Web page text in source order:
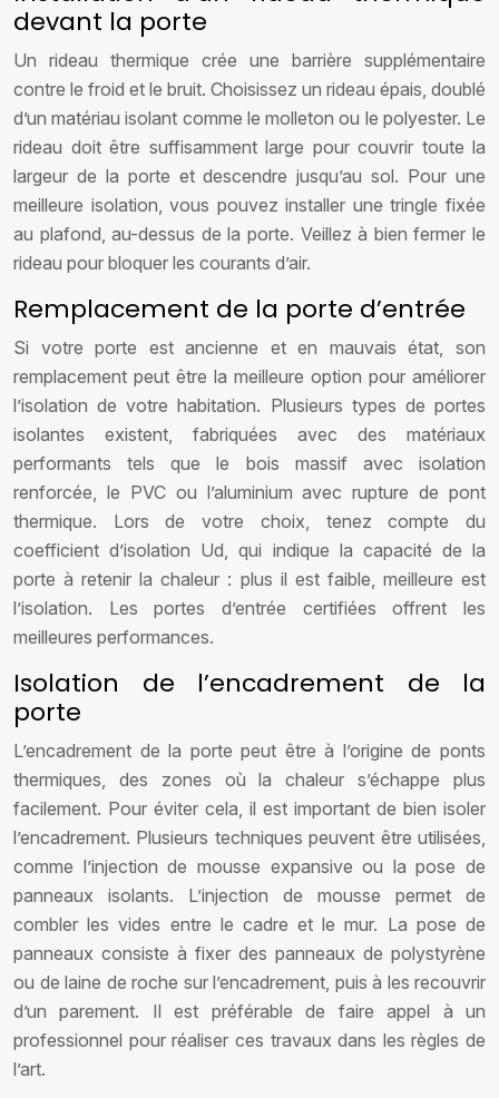
devant la porte
Un rideau thermique crée une barrière supplémentaire
contre le froid et le bruit. Choisissez un rideau épais, doublé
d’un matériau isolant comme le molleton ou le polyester. Le
rideau doit être suffisamment large pour couvrir toute la
largeur de la porte et descendre jusqu’au sol. Pour une
meilleure isolation, vous pouvez installer une tringle fixée
au plafond, au-dessus de la porte. Veillez à bien fermer le
rideau pour bloquer les courants d’air.
Remplacement de la porte d’entrée
Si votre porte est ancienne et en mauvais état, son
remplacement peut être la meilleure option pour améliorer
l’isolation de votre habitation. Plusieurs types de portes
isolantes existent, fabriquées avec des matériaux
performants tels que le bois massif avec isolation
renforcée, le PVC ou l’aluminium avec rupture de pont
thermique. Lors de votre choix, tenez compte du
coefficient d’isolation Ud, qui indique la capacité de la
porte à retenir la chaleur : plus il est faible, meilleure est
l’isolation. Les portes d’entrée certifiées offrent les
meilleures performances.
Isolation de l’encadrement de la
porte
L’encadrement de la porte peut être à l’origine de ponts
thermiques, des zones où la chaleur s’échappe plus
facilement. Pour éviter cela, il est important de bien isoler
l’encadrement. Plusieurs techniques peuvent être utilisées,
comme l’injection de mousse expansive ou la pose de
panneaux isolants. L’injection de mousse permet de
combler les vides entre le cadre et le mur. La pose de
panneaux consiste à fixer des panneaux de polystyrène
ou de laine de roche sur l’encadrement, puis à les recouvrir
d’un parement. Il est préférable de faire appel à un
professionnel pour réaliser ces travaux dans les règles de
l’art.